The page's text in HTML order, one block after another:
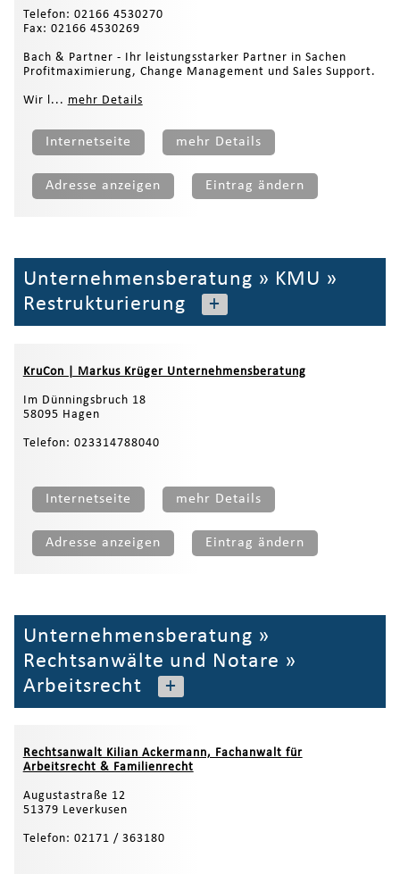
Telefon: 02166 4530270
Fax: 02166 4530269
Bach & Partner - Ihr leistungsstarker Partner in Sachen
Profitmaximierung, Change Management und Sales Support.
Wir l... mehr Details
Internetseite mehr Details
Adresse anzeigen Eintrag ändern
Unternehmensberatung » KMU »
Restrukturierung
+
KruCon | Markus Krüger Unternehmensberatung
Im Dünningsbruch 18
58095 Hagen
Telefon: 023314788040
Internetseite mehr Details
Adresse anzeigen Eintrag ändern
Unternehmensberatung »
Rechtsanwälte und Notare »
Arbeitsrecht
+
Rechtsanwalt Kilian Ackermann, Fachanwalt für
Arbeitsrecht & Familienrecht
Augustastraße 12
51379 Leverkusen
Telefon: 02171 / 363180